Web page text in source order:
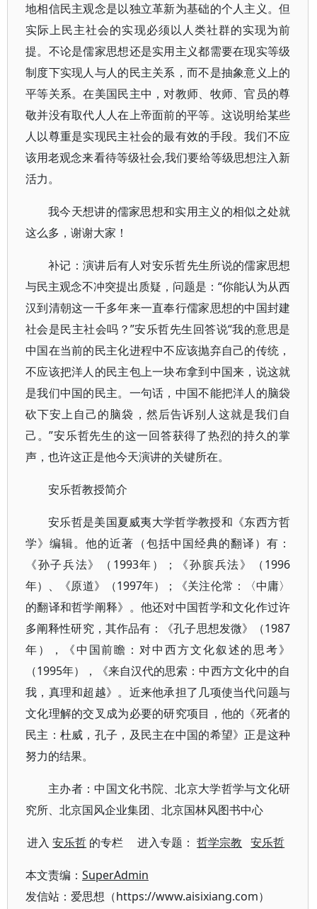
地相信民主观念是以独立革新为基础的个人主义。但
实际上民主社会的实现必须以人类社群的实现为前
提。不论是儒家思想还是实用主义都需要在现实等级
制度下实现人与人的民主关系，而不是抽象意义上的
平等关系。在美国民主中，对教师、牧师、官员的尊
敬并没有取代人人在上帝面前的平等。这说明给某些
人以尊重是实现民主社会的最有效的手段。我们不应
该用老观念来看待等级社会,我们要给等级思想注入新
活力。
我今天想讲的儒家思想和实用主义的相似之处就
这么多，谢谢大家！
补记：演讲后有人对安乐哲先生所说的儒家思想
与民主观念不冲突提出质疑，问题是：“你能认为从西
汉到清朝这一千多年来一直奉行儒家思想的中国封建
社会是民主社会吗？”安乐哲先生回答说“我的意思是
中国在当前的民主化进程中不应该抛弃自己的传统，
不应该把洋人的民主包上一块布拿到中国来，说这就
是我们中国的民主。一句话，中国不能把洋人的脑袋
砍下安上自己的脑袋，然后告诉别人这就是我们自
己。”安乐哲先生的这一回答获得了热烈的持久的掌
声，也许这正是他今天演讲的关键所在。
安乐哲教授简介
安乐哲是美国夏威夷大学哲学教授和《东西方哲
学》编辑。他的近著（包括中国经典的翻译）有：
《孙子兵法》（1993年）；《孙膑兵法》（1996
年）、《原道》（1997年）；《关注伦常：〈中庸〉
的翻译和哲学阐释》。他还对中国哲学和文化作过许
多阐释性研究，其作品有：《孔子思想发微》（1987
年），《中国前瞻：对中西方文化叙述的思考》
（1995年），《来自汉代的思索：中西方文化中的自
我，真理和超越》。近来他承担了几项使当代问题与
文化理解的交叉成为必要的研究项目，他的《死者的
民主：杜威，孔子，及民主在中国的希望》正是这种
努力的结果。
主办者：中国文化书院、北京大学哲学与文化研
究所、北京国风企业集团、北京国林风图书中心
进入安乐哲 的专栏 进入专题：哲学宗教 安乐哲
本文责编： SuperAdmin
发信站：爱思想（https://www.aisixiang.com）